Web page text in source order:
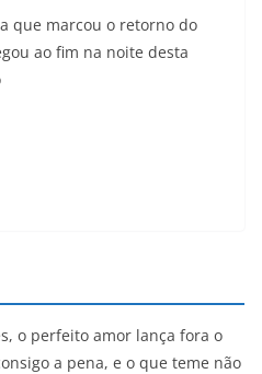
que marcou o retorno do
ao fim na noite desta
o perfeito amor lança fora o
a pena, e o que teme não